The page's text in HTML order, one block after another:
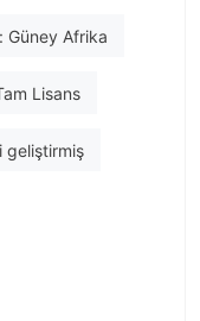
Güney Afrika
Lisans
geliştirmiş